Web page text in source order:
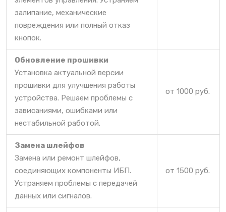
залипание, механические
повреждения или полный отказ
кнопок.
Обновление прошивки
Установка актуальной версии
прошивки для улучшения работы
устройства. Решаем проблемы с
зависаниями, ошибками или
нестабильной работой.
от 1000 руб.
Замена шлейфов
Замена или ремонт шлейфов,
соединяющих компоненты ИБП.
Устраняем проблемы с передачей
данных или сигналов.
от 1500 руб.